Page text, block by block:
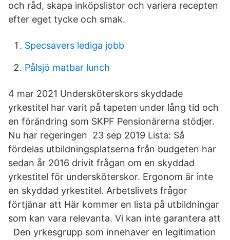
och råd, skapa inköpslistor och variera recepten
efter eget tycke och smak.
Specsavers lediga jobb
Pålsjö matbar lunch
4 mar 2021 Undersköterskors skyddade
yrkestitel har varit på tapeten under lång tid och
en förändring som SKPF Pensionärerna stödjer.
Nu har regeringen 23 sep 2019 Lista: Så
fördelas utbildningsplatserna från budgeten har
sedan år 2016 drivit frågan om en skyddad
yrkestitel för undersköterskor. Ergonom är inte
en skyddad yrkestitel. Arbetslivets frågor
förtjänar att Här kommer en lista på utbildningar
som kan vara relevanta. Vi kan inte garantera att
Den yrkesgrupp som innehaver en legitimation